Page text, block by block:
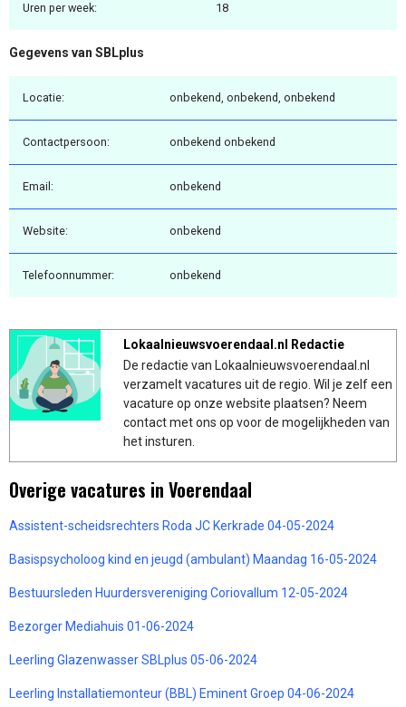
Uren per week: 18
Gegevens van SBLplus
Locatie: onbekend, onbekend, onbekend
Contactpersoon: onbekend onbekend
Email: onbekend
Website: onbekend
Telefoonnummer: onbekend
Lokaalnieuwsvoerendaal.nl Redactie
De redactie van Lokaalnieuwsvoerendaal.nl
verzamelt vacatures uit de regio. Wil je zelf een
vacature op onze website plaatsen? Neem
contact met ons op voor de mogelijkheden van
het insturen.
Overige vacatures in Voerendaal
Assistent-scheidsrechters Roda JC Kerkrade 04-05-2024
Basispsycholoog kind en jeugd (ambulant) Maandag 16-05-2024
Bestuursleden Huurdersvereniging Coriovallum 12-05-2024
Bezorger Mediahuis 01-06-2024
Leerling Glazenwasser SBLplus 05-06-2024
Leerling Installatiemonteur (BBL) Eminent Groep 04-06-2024